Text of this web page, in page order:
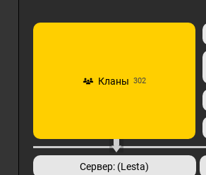
Кланы 302
Сервер: (Lesta)